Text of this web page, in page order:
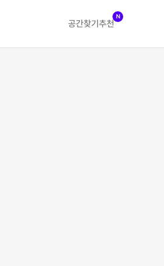
공간찾기 추천
N